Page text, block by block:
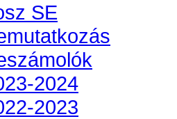
SE
2024
2023